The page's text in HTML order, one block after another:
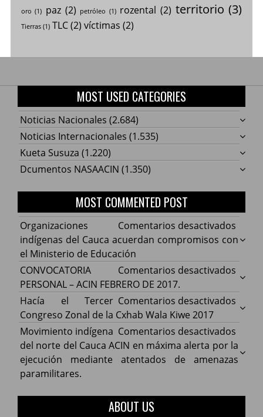
oro (1) paz (2) petróleo (1) rozental (2) territorio (3)
Tierras(1) TLC(2) víctimas (2)
MOST USED CATEGORIES
Noticias Nacionales (2.684)
Noticias Internacionales (1.535)
Kueta Susuza (1.220)
Dcumentos NASAACIN (1.350)
MOST COMMENTED POST
Comentarios desactivados
Cauca
con
de
Organizaciones
indígenas del Cauca acuerdan compromisos con
el Ministerio de Educación
Comentarios desactivados
ACIN
DE
CONVOCATORIA
PERSONAL – ACIN FEBRERO DE 2017.
Comentarios desactivados
Hacía
la
Hacía el Tercer
Congreso Zonal de la Cxhab Wala Kiwe 2017
Comentarios desactivados
Movimiento indígena
del norte del Cauca ACIN en máxima alerta por la
ejecución mediante atentados de amenazas
paramilitares.
ABOUT US